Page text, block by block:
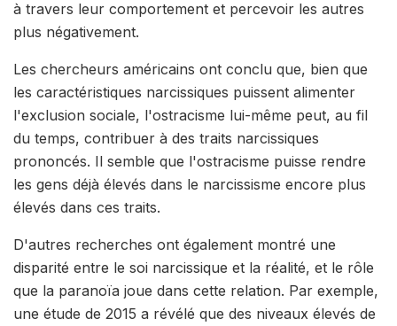
à travers leur comportement et percevoir les autres
plus négativement.
Les chercheurs américains ont conclu que, bien que
les caractéristiques narcissiques puissent alimenter
l'exclusion sociale, l'ostracisme lui-même peut, au fil
du temps, contribuer à des traits narcissiques
prononcés. Il semble que l'ostracisme puisse rendre
les gens déjà élevés dans le narcissisme encore plus
élevés dans ces traits.
D'autres recherches ont également montré une
disparité entre le soi narcissique et la réalité, et le rôle
que la paranoïa joue dans cette relation. Par exemple,
une étude de 2015 a révélé que des niveaux élevés de